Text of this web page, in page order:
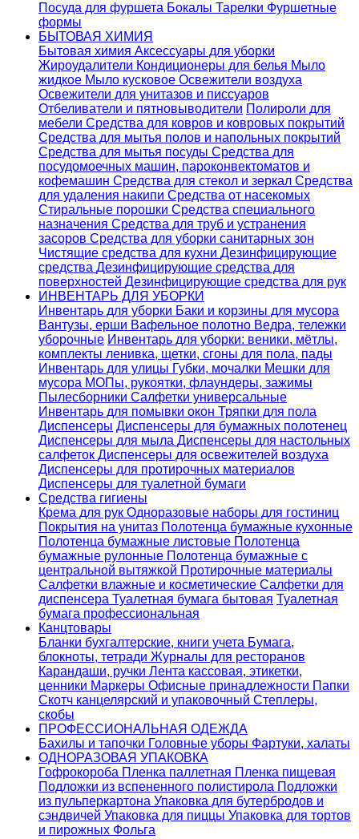
Посуда для фуршета Бокалы Тарелки Фуршетные
формы
БЫТОВАЯ ХИМИЯ
Бытовая химия Аксессуары для уборки
Жироудалители Кондиционеры для белья Мыло
жидкое Мыло кусковое Освежители воздуха
Освежители для унитазов и писсуаров
Отбеливатели и пятновыводители Полироли для
мебели Средства для ковров и ковровых покрытий
Средства для мытья полов и напольных покрытий
Средства для мытья посуды Средства для
посудомоечных машин, пароконвектоматов и
кофемашин Средства для стекол и зеркал Средства
для удаления накипи Средства от насекомых
Стиральные порошки Cредства специального
назначения Средства для труб и устранения
засоров Средства для уборки санитарных зон
Чистящие средства для кухни Дезинфицирующие
средства Дезинфицирующие средства для
поверхностей Дезинфицирующие средства для рук
ИНВЕНТАРЬ ДЛЯ УБОРКИ
Инвентарь для уборки Баки и корзины для мусора
Вантузы, ерши Вафельное полотно Ведра, тележки
уборочные Инвентарь для уборки: веники, мётлы,
комплекты ленивка, щетки, сгоны для пола, пады
Инвентарь для улицы Губки, мочалки Мешки для
мусора МОПы, рукоятки, флаундеры, зажимы
Пылесборники Салфетки универсальные
Инвентарь для помывки окон Тряпки для пола
Диспенсеры Диспенсеры для бумажных полотенец
Диспенсеры для мыла Диспенсеры для настольных
салфеток Диспенсеры для освежителей воздуха
Диспенсеры для протирочных материалов
Диспенсеры для туалетной бумаги
Средства гигиены
Крема для рук Одноразовые наборы для гостиниц
Покрытия на унитаз Полотенца бумажные кухонные
Полотенца бумажные листовые Полотенца
бумажные рулонные Полотенца бумажные с
центральной вытяжкой Протирочные материалы
Салфетки влажные и косметические Салфетки для
диспенсера Туалетная бумага бытовая Туалетная
бумага профессиональная
Канцтовары
Бланки бухгалтерские, книги учета Бумага,
блокноты, тетради Журналы для ресторанов
Карандаши, ручки Лента кассовая, этикетки,
ценники Маркеры Офисные принадлежности Папки
Скотч канцелярский и упаковочный Степлеры,
скобы
ПРОФЕССИОНАЛЬНАЯ ОДЕЖДА
Бахилы и тапочки Головные уборы Фартуки, халаты
ОДНОРАЗОВАЯ УПАКОВКА
Гофрокороба Пленка паллетная Пленка пищевая
Подложки из вспененного полистирола Подложки
из пульперкартона Упаковка для бутербродов и
сэндвичей Упаковка для пиццы Упаковка для тортов
и пирожных Фольга